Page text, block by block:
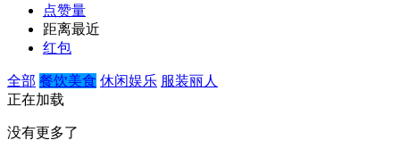
点赞量
距离最近
红包
全部 餐饮美食 休闲娱乐 服装丽人
正在加载
没有更多了